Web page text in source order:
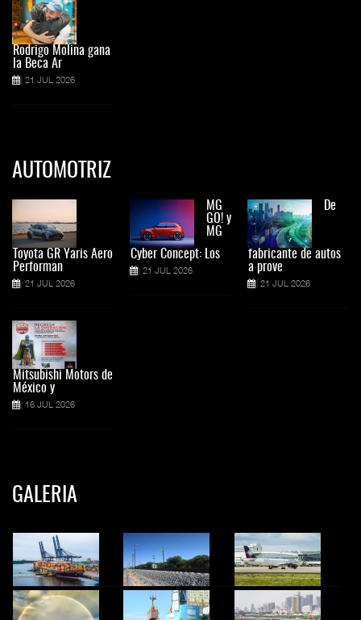
Rodrigo Molina gana
la Beca Ar
21 JUL 2026
AUTOMOTRIZ
Toyota GR Yaris Aero
Performan
21 JUL 2026
Mitsubishi Motors de
México y
16 JUL 2026
MG
GO! y
MG
Cyber Concept: Los
21 JUL 2026
De
fabricante de autos
a prove
21 JUL 2026
GALERIA